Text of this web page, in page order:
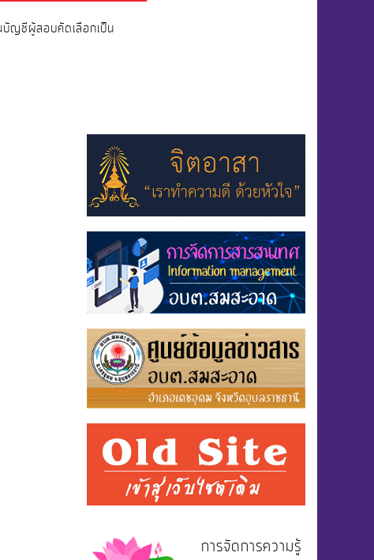
บัญชีผู้สอบคัดเลือกเป็น
การจัดการความรู้